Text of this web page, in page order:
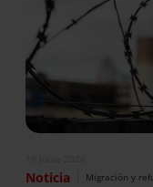
Noticia Migración y